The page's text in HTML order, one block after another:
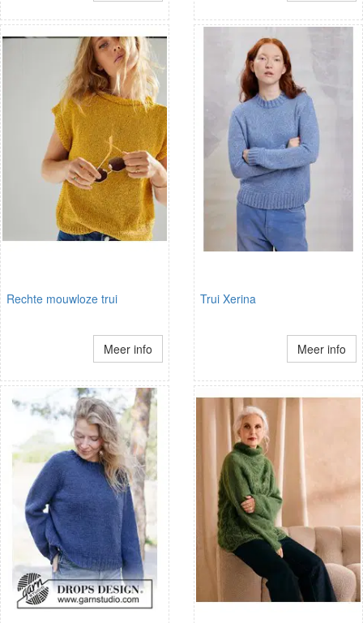
Rechte mouwloze trui
Meer info
Trui Xerina
Meer info